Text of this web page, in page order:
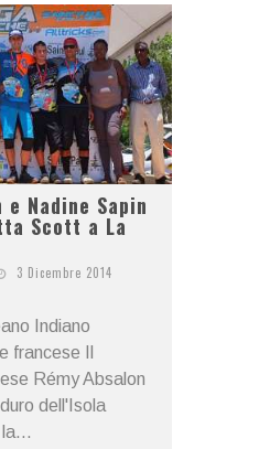
e Nadine Sapin
Scott a La
3 Dicembre 2014
Indiano
francese Il
Rémy Absalon
dell'Isola